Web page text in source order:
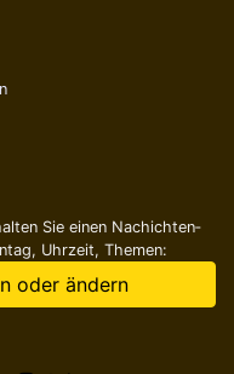
Sie einen Nachichten­
Uhrzeit, Themen:
oder ändern